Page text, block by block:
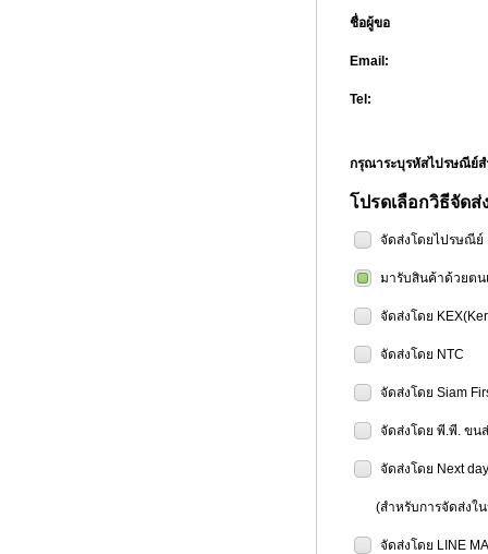
ชื่อผู้ขอ
Email:
Tel:
กรุณาระบุรหัสไปรษณี
โปรดเลือกวิธีจัดส่
จัดส่งโดยไปรษณีย์
มารับสินค้าด้วยต
จัดส่งโดย
จัดส่งโดย NTC
จัดส่งโดย Siam
จัดส่งโดย พี.พี. ขน
จัดส่งโดย Next
(สำหรับการจัดส่งใน
จัดส่งโดย LINE